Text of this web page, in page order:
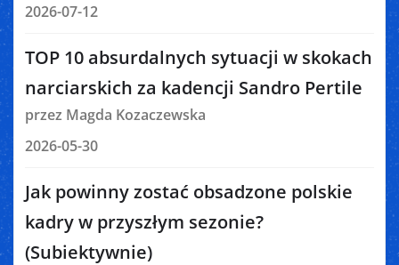
2026-07-12
TOP 10 absurdalnych sytuacji w skokach
narciarskich za kadencji Sandro Pertile
przez Magda Kozaczewska
2026-05-30
Jak powinny zostać obsadzone polskie
kadry w przyszłym sezonie?
(Subiektywnie)